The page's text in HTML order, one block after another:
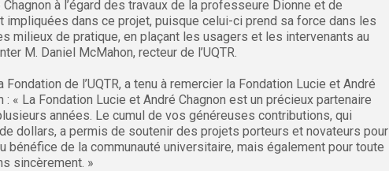
à l’égard des travaux de la professeure Dionne et de
impliquées dans ce projet, puisque celui-ci prend sa force dans les
milieux de pratique, en plaçant les usagers et les intervenants au
M. Daniel McMahon, recteur de l’UQTR.
de l’UQTR, a tenu à remercier la Fondation Lucie et André
« La Fondation Lucie et André Chagnon est un précieux partenaire
années. Le cumul de vos généreuses contributions, qui
dollars, a permis de soutenir des projets porteurs et novateurs pour
bénéfice de la communauté universitaire, mais également pour toute
sincèrement. »